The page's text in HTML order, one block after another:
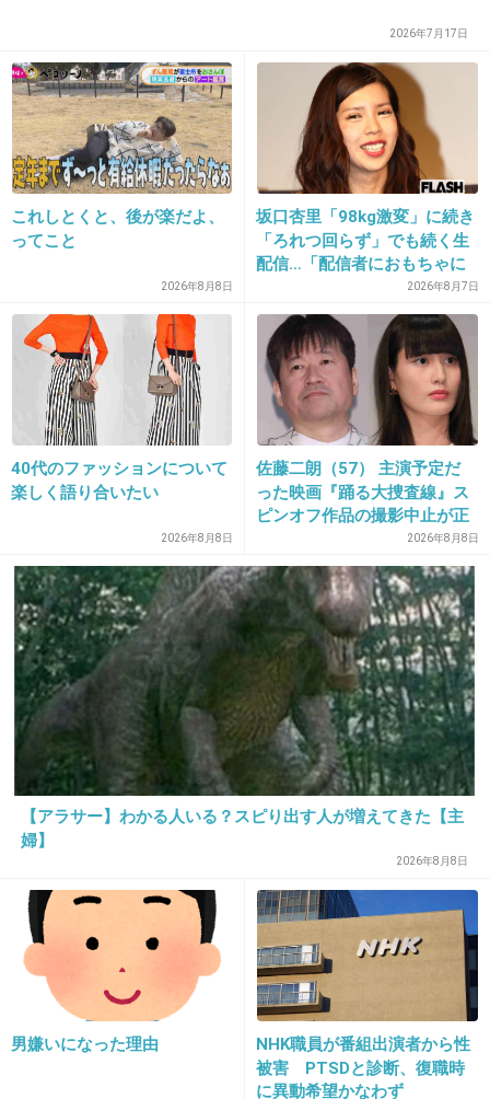
夫婦二人の子供なんだから、育児は協力してや
るものでしょ。
17. 匿名 2014/07/08(火) 22:13:04
全部やったつもりだけど子煩悩な父親ですよ
（イクメンという呼び方はあまり好きじゃな
い）
性格じゃないですかねー
+54 -6
結婚してくれ、子供産んでくれ、育ててくれ、
最近世の中、女に求めすぎ！
全部女がするの？協力なんて当たり前だよ！！
こんなんじゃ、結婚する気にも子供産む気にも
ならんわ…(>_<)
-9
19. 匿名 2014/07/08(火) 22:13:16
イクメンって言葉がいまだにイラッとくる。
2026年7月17日
これしとくと、後が楽だよ、
ってこと
2026年8月8日
坂口杏里「98kg激変」に続き
「ろれつ回らず」でも続く生
配信…「配信者におもちゃに
されてる」知人は懸念表明
2026年8月7日
40代のファッションについて
楽しく語り合いたい
2026年8月8日
佐藤二朗（57） 主演予定だ
った映画『踊る大捜査線』ス
ピンオフ作品の撮影中止が正
2026年8月8日
【アラサー】わかる人いる？スピり出す人が増えてきた【主
婦】
2026年8月8日
男嫌いになった理由
NHK職員が番組出演者から性
被害 PTSDと診断、復職時
に異動希望かなわず